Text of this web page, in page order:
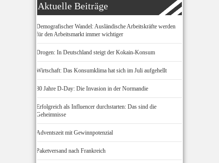
Aktuelle Beiträge
Demografischer Wandel: Ausländische Arbeitskräfte werden
für den Arbeitsmarkt immer wichtiger
Drogen: In Deutschland steigt der Kokain-Konsum
Wirtschaft: Das Konsumklima hat sich im Juli aufgehellt
80 Jahre D-Day: Die Invasion in der Normandie
Erfolgreich als Influencer durchstarten: Das sind die
Geheimnisse
Adventszeit mit Gewinnpotenzial
Paketversand nach Frankreich